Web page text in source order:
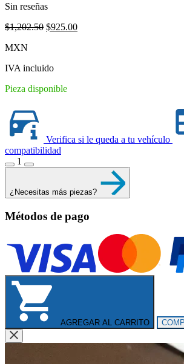
Sin reseñas
$1,202.50 Original
$925.00Current
MXN
IVA incluido
Pieza disponible
Verifica si le queda a tu vehículo
compatibilidad
1
¿Necesitas más piezas?
Métodos de pago
AGREGAR AL CARRITO